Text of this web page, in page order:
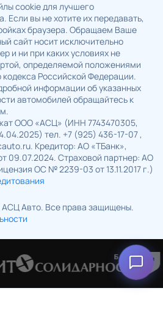
cookie для лучшего
Если вы не хотите их передавать,
браузера. Обращаем Ваше
сайт носит исключительно
и ни при каких условиях не
определяемой положениями
кодекса Российской Федерации.
информации об указанных
автомобилей обращайтесь к
ООО «АСЦ» (ИНН 7743470305,
тел. +7 (925) 436-17-07 ,
Кредитор: АО «ТБанк»,
09.07.2024. Страховой партнер: АО
ОС № 2239-03 от 13.11.2017 г.)
Авто. Все права защищены.